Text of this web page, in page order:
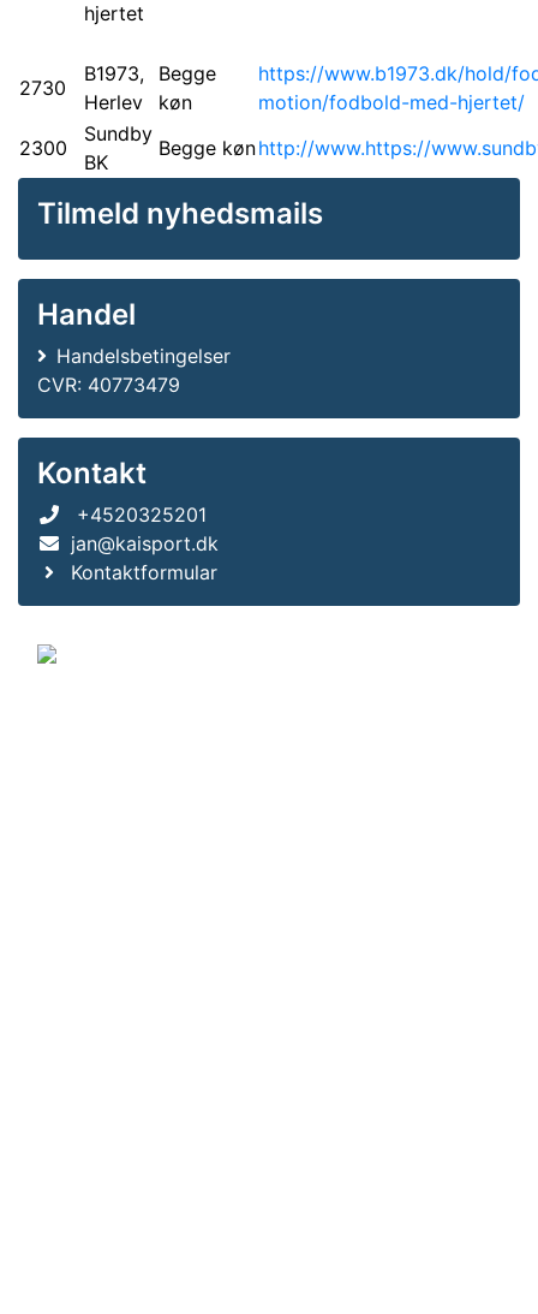
hjertet
2730
B1973,
Herlev
Begge
køn
https://www.b1973.dk/hold/
motion/fodbold-med-hjertet/
2300
Sundby
BK
Begge kønhttp://www.https://
Tilmeld nyhedsmails
Handel
Handelsbetingelser
CVR: 40773479
Kontakt
+4520325201
jan@kaisport.dk
Kontaktformular